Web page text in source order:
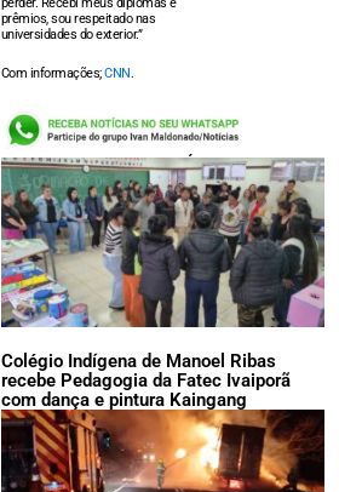
prêmios, sou respeitado nas
universidades do exterior.”
Com informações;CNN.
LEIA TAMBÉM:
Colégio Indígena de Manoel Ribas
recebe Pedagogia da Fatec Ivaiporã
com dança e pintura Kaingang